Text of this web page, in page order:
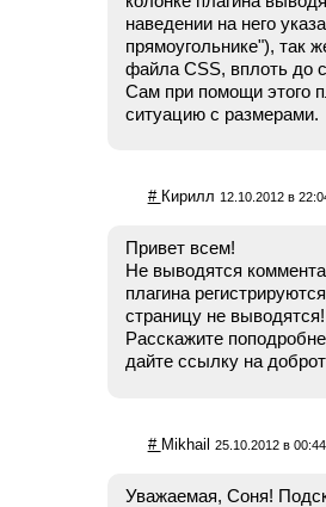
наведении на него
прямоугольнике"), так
файла CSS, вплоть до
Сам при помощи этого
ситуацию с размерами.
# Кирилл 12.10.2012 в
Привет всем!
Не выводятся
плагина
страницу не
Расскажите
дайте ссылку на
# Mikhail 25.10.2012 в 00:44
Уважаемая, Соня!